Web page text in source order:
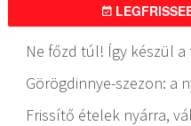
Ne főzd túl! Így készül
Görögdinnye-szezon: a
Frissítő ételek nyárra,